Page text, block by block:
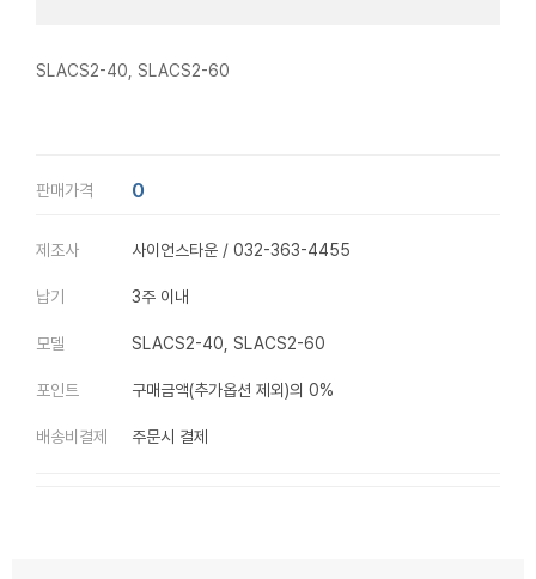
SLACS2-40, SLACS2-60
판매가격 0
제조사 사이언스타운 / 032-363-4455
납기 3주 이내
모델 SLACS2-40, SLACS2-60
포인트 구매금액(추가옵션 제외)의 0%
배송비결제 주문시 결제